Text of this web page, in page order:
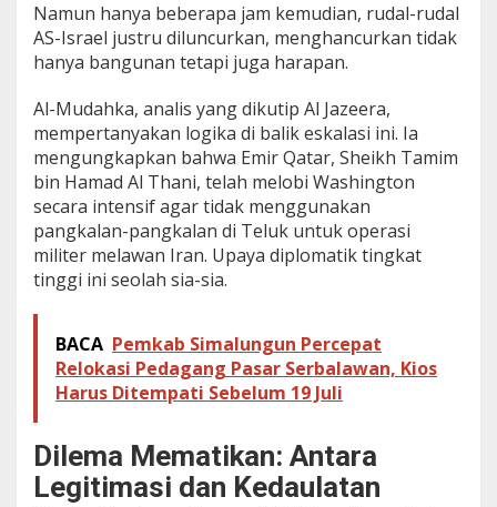
Namun hanya beberapa jam kemudian, rudal-rudal
AS-Israel justru diluncurkan, menghancurkan tidak
hanya bangunan tetapi juga harapan.
Al-Mudahka, analis yang dikutip Al Jazeera,
mempertanyakan logika di balik eskalasi ini. Ia
mengungkapkan bahwa Emir Qatar, Sheikh Tamim
bin Hamad Al Thani, telah melobi Washington
secara intensif agar tidak menggunakan
pangkalan-pangkalan di Teluk untuk operasi
militer melawan Iran. Upaya diplomatik tingkat
tinggi ini seolah sia-sia.
BACA Pemkab Simalungun Percepat
Relokasi Pedagang Pasar Serbalawan, Kios
Harus Ditempati Sebelum 19 Juli
Dilema Mematikan: Antara
Legitimasi dan Kedaulatan